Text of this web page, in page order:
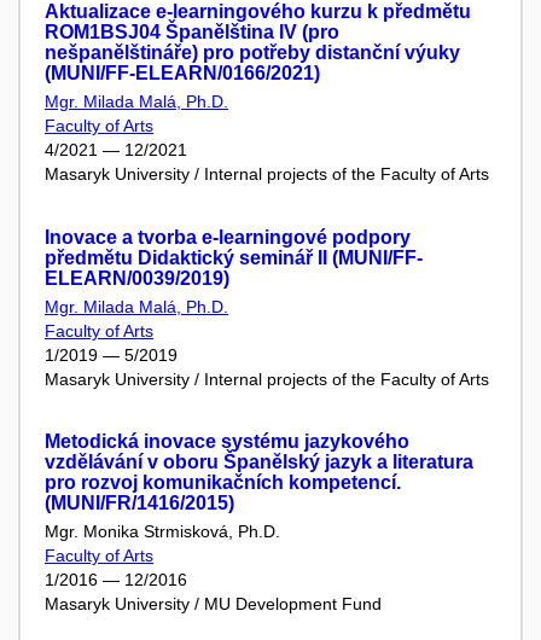
Aktualizace e-learningového kurzu k předmětu
ROM1BSJ04 Španělština IV (pro
nešpanělštináře) pro potřeby distanční výuky
(MUNI/FF-ELEARN/0166/2021)
Mgr. Milada Malá, Ph.D.
Faculty of Arts
4/2021 — 12/2021
Masaryk University / Internal projects of the Faculty of Arts
Inovace a tvorba e-learningové podpory
předmětu Didaktický seminář II (MUNI/FF-
ELEARN/0039/2019)
Mgr. Milada Malá, Ph.D.
Faculty of Arts
1/2019 — 5/2019
Masaryk University / Internal projects of the Faculty of Arts
Metodická inovace systému jazykového
vzdělávání v oboru Španělský jazyk a literatura
pro rozvoj komunikačních kompetencí.
(MUNI/FR/1416/2015)
Mgr. Monika Strmisková, Ph.D.
Faculty of Arts
1/2016 — 12/2016
Masaryk University / MU Development Fund